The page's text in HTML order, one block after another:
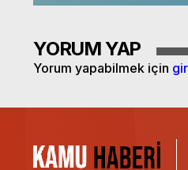
YORUM YAP
Yorum yapabilmek için